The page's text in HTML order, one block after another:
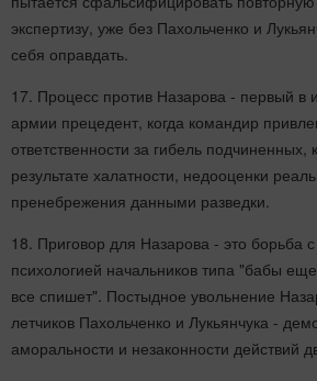
экспертизу, уже без Пахольченко и
себя оправдать.
17. Процесс против Назарова - первый в
армии прецедент, когда командир
ответственности за гибель
результате халатности, недооценки
пренебрежения данными разведки.
18. Приговор для Назарова - это борьба с
психологией начальников типа "бабы
все спишет". Постыдное увольнение
летчиков Пахольченко и Лукьянчука -
аморальности и незаконности действий